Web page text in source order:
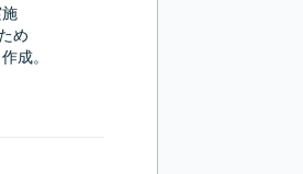
め
成。